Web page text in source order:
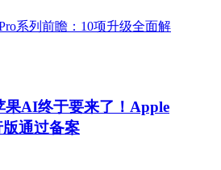
果AI终于要来了！Apple
版通过备案